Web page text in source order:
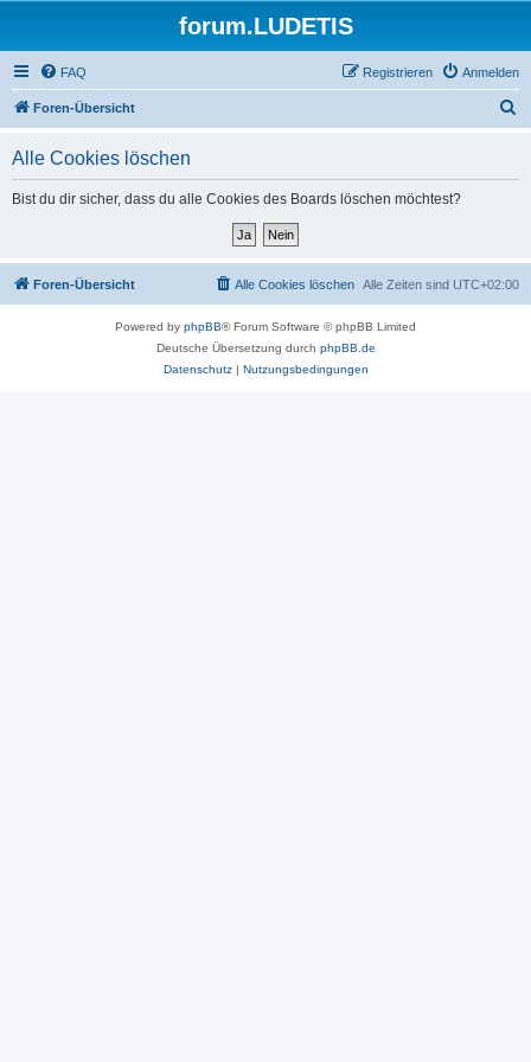
forum.LUDETIS
FAQ Anmelden
Registrieren
Foren-Übersicht
Alle Cookies löschen
Bist du dir sicher, dass du alle Cookies des Boards löschen möchtest?
Foren-Übersicht Alle Zeiten sind UTC+02:00
Alle Cookies löschen
Powered by phpBB® Forum Software © phpBB Limited
Deutsche Übersetzung durch phpBB.de
Datenschutz| Nutzungsbedingungen